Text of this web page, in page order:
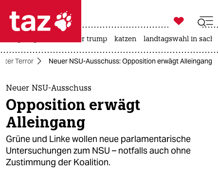
 taz zahl ich
taz zahl ich
themen
politik
öko
gesellschaft

taz zahl ich
usa unter trump katzen landtagswahl in
Terror Neuer NSU-Ausschuss: Opposition erwägt Alleingang
Neuer NSU-Ausschuss
Opposition erwägt
Alleingang
Grüne und Linke wollen neue parlamentarische
Untersuchungen zum NSU – notfalls auch ohne
Zustimmung der Koalition.